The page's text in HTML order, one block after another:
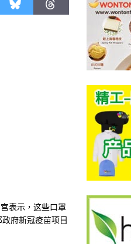
表示，这些口罩
府新冠疫苗项目